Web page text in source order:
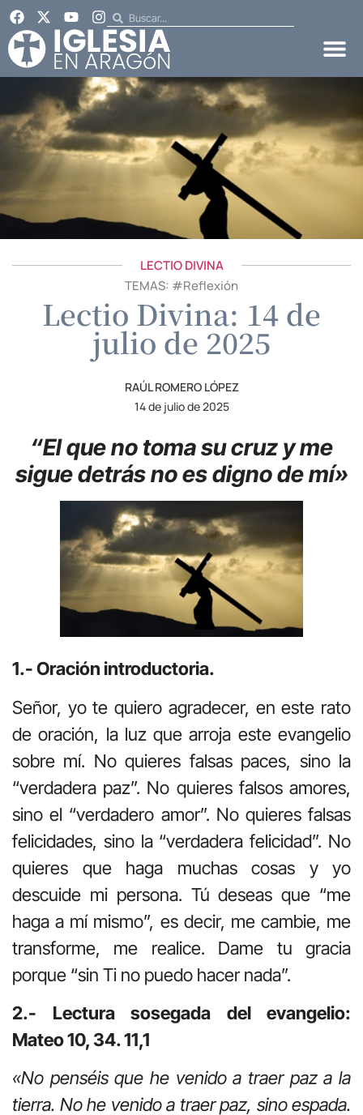
LECTIO DIVINA
TEMAS: #Reflexión
Lectio Divina: 14 de
julio de 2025
RAÚL ROMERO LÓPEZ
14 de julio de 2025
“El que no toma su cruz y me
sigue detrás no es digno de mí»
1.- Oración introductoria.
Señor, yo te quiero agradecer, en este rato
de oración, la luz que arroja este evangelio
sobre mí. No quieres falsas paces, sino la
“verdadera paz”. No quieres falsos amores,
sino el “verdadero amor”. No quieres falsas
felicidades, sino la “verdadera felicidad”. No
quieres que haga muchas cosas y yo
descuide mi persona. Tú deseas que “me
haga a mí mismo”, es decir, me cambie, me
transforme, me realice. Dame tu gracia
porque “sin Ti no puedo hacer nada”.
2.- Lectura sosegada del evangelio:
Mateo 10, 34. 11,1
«No penséis que he venido a traer paz a la
tierra. No he venido a traer paz, sino espada.